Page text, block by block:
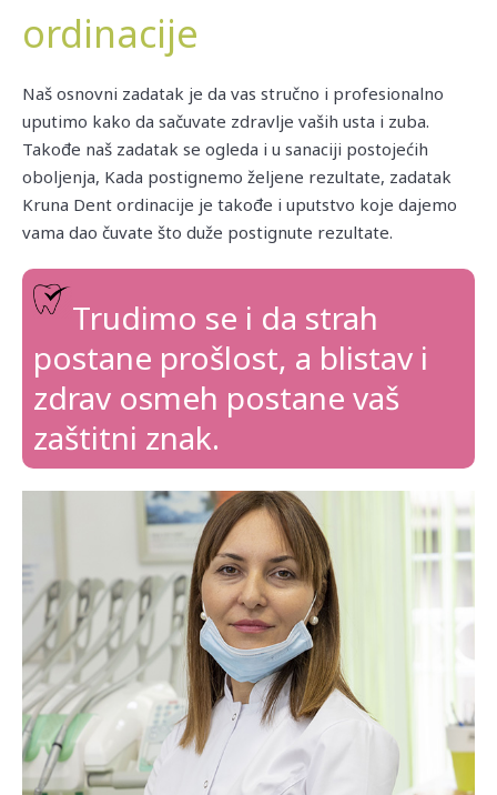
ordinacije
Naš osnovni zadatak je da vas stručno i profesionalno
uputimo kako da sačuvate zdravlje vaših usta i zuba.
Takođe naš zadatak se ogleda i u sanaciji postojećih
oboljenja, Kada postignemo željene rezultate, zadatak
Kruna Dent ordinacije je takođe i uputstvo koje dajemo
vama dao čuvate što duže postignute rezultate.
Trudimo se i da strah
postane prošlost, a blistav i
zdrav osmeh postane vaš
zaštitni znak.